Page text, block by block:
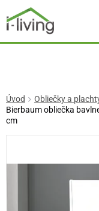
Úvod Obliečky a
Bierbaum obliečka
cm